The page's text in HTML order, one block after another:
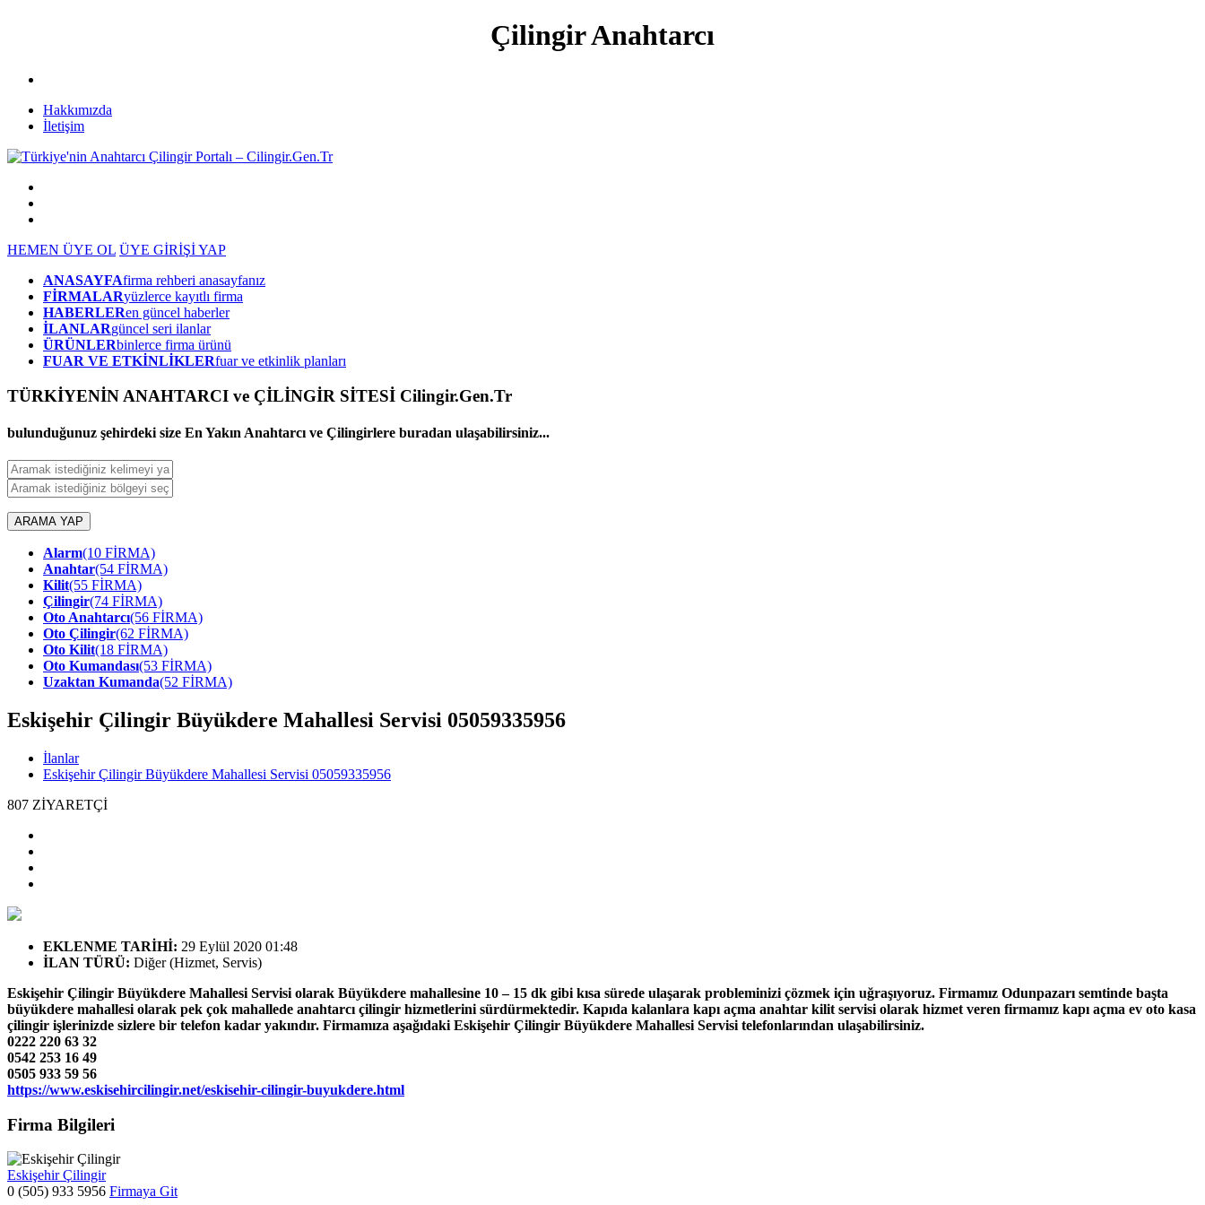
Çilingir Anahtarcı
Hakkımızda
İletişim
HEMEN ÜYE OL ÜYE GİRİŞİ YAP
ANASAYFAfirma rehberi anasayfanız
FİRMALARyüzlerce kayıtlı firma
HABERLERen güncel haberler
İLANLARgüncel seri ilanlar
ÜRÜNLERbinlerce firma ürünü
FUAR VE ETKİNLİKLERfuar ve etkinlik planları
TÜRKİYENİN ANAHTARCI ve ÇİLİNGİR SİTESİ Cilingir.Gen.Tr
bulunduğunuz şehirdeki size En Yakın Anahtarcı ve Çilingirlere buradan ulaşabilirsiniz...
ARAMA YAP
Alarm(10 FİRMA)
Anahtar(54 FİRMA)
Kilit(55 FİRMA)
Çilingir(74 FİRMA)
Oto Anahtarcı(56 FİRMA)
Oto Çilingir(62 FİRMA)
Oto Kilit(18 FİRMA)
Oto Kumandası(53 FİRMA)
Uzaktan Kumanda(52 FİRMA)
Eskişehir Çilingir Büyükdere Mahallesi Servisi 05059335956
İlanlar
Eskişehir Çilingir Büyükdere Mahallesi Servisi 05059335956
807 ZİYARETÇİ
EKLENME TARİHİ: 29 Eylül 2020 01:48
İLAN TÜRÜ: Diğer (Hizmet, Servis)
Eskişehir Çilingir Büyükdere Mahallesi Servisi olarak Büyükdere mahallesine 10 – 15 dk gibi kısa sürede ulaşarak probleminizi çözmek için uğraşıyoruz. Firmamız Odunpazarı semtinde başta
büyükdere mahallesi olarak pek çok mahallede anahtarcı çilingir hizmetlerini sürdürmektedir. Kapıda kalanlara kapı açma anahtar kilit servisi olarak hizmet veren firmamız kapı açma ev oto kasa
çilingir işlerinizde sizlere bir telefon kadar yakındır. Firmamıza aşağıdaki Eskişehir Çilingir Büyükdere Mahallesi Servisi telefonlarından ulaşabilirsiniz.
0222 220 63 32
0542 253 16 49
0505 933 59 56
https://www.eskisehircilingir.net/eskisehir-cilingir-buyukdere.html
Firma Bilgileri
Eskişehir Çilingir
0 (505) 933 5956 Firmaya Git